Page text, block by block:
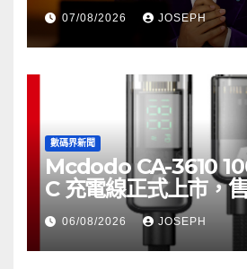
07/08/2026 JOSEPH
數碼界新聞
Mcdodo CA-3610
C 充電線正式上市，
06/08/2026 JOSEPH